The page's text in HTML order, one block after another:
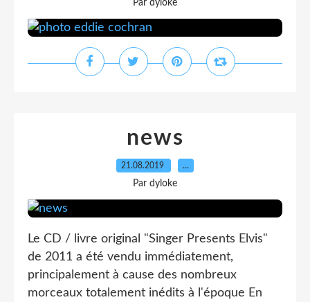
Par dyloke
news
21.08.2019 …
Par dyloke
Le CD / livre original "Singer Presents Elvis"
de 2011 a été vendu immédiatement,
principalement à cause des nombreux
morceaux totalement inédits à l'époque En